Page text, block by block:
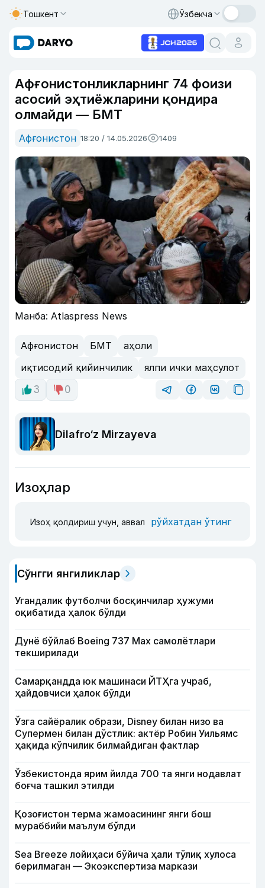
Тошкент Ўзбекча
Афғонистонликларнинг 74 фоизи
асосий эҳтиёжларини қондира
олмайди — БМТ
Афғонистон 18:20 / 14.05.2026 1409
Манба: Atlaspress News
Афғонистон БМТ
аҳоли
иқтисодий қийинчилик
ялпи ички маҳсулот
3
0
Dilafro‘z Mirzayeva
Изоҳлар
Изоҳ қолдириш учун, аввал рўйхатдан ўтинг
Сўнгги янгиликлар
Угандалик футболчи босқинчилар ҳужуми
оқибатида ҳалок бўлди
Дунё бўйлаб Boeing 737 Мах самолётлари
текширилади
Самарқандда юк машинаси ЙТҲга учраб,
ҳайдовчиси ҳалок бўлди
Ўзга сайёралик образи, Disney билан низо ва
Супермен билан дўстлик: актёр Робин Уильямс
ҳақида кўпчилик билмайдиган фактлар
Ўзбекистонда ярим йилда 700 та янги нодавлат
боғча ташкил этилди
Қозоғистон терма жамоасининг янги бош
мураббийи маълум бўлди
Sea Breeze лойиҳаси бўйича ҳали тўлиқ хулоса
берилмаган — Экоэкспертиза маркази